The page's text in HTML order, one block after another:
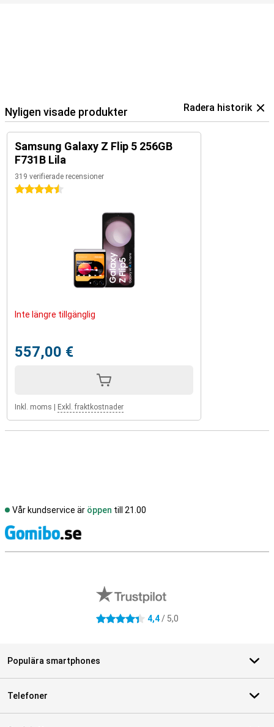
Nyligen visade produkter Radera historik
Samsung Galaxy Z Flip 5 256GB
F731B Lila
319 verifierade recensioner
4.5 stjärnor
Inte längre tillgänglig
557,00 €
Inkl. moms Exkl. fraktkostnader
Vår kundservice är öppen till 21.00
4.4 stjärnor 4,4/ 5,0
Populära smartphones
Telefoner